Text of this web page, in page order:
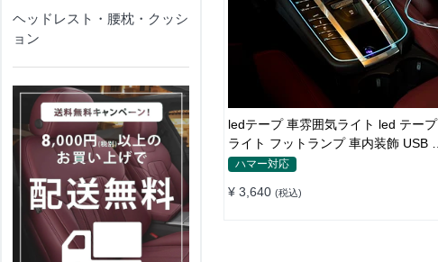
ヘッドレスト・腰枕・クッシ
ョン
ledテープ 車雰囲気ライト led テープ
ライト フットランプ 車内装飾 USB 3
メートル
ハマー対応
¥ 3,640 (税込)